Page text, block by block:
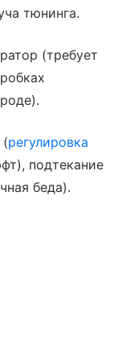
тюнинга.
(требует
регулировка
подтекание
беда).